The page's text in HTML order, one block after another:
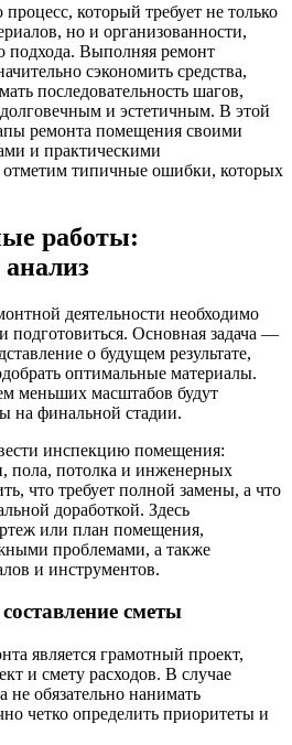
который требует не только
но и организованности,
подхода. Выполняя ремонт
сэкономить средства,
последовательность шагов,
долговечным и эстетичным. В этой
ремонта помещения своими
и практическими
отметим типичные ошибки, которых
работы:
деятельности необходимо
подготовиться. Основная задача —
о будущем результате,
оптимальные материалы.
меньших масштабов будут
на финальной стадии.
инспекцию помещения:
пола, потолка и инженерных
что требует полной замены, а что
доработкой. Здесь
или план помещения,
проблемами, а также
и инструментов.
сметы
является грамотный проект,
и смету расходов. В случае
не обязательно нанимать
четко определить приоритеты и